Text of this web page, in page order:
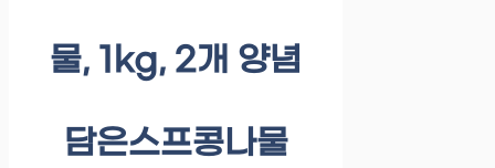
물, 1kg, 2개 양념
담은스프콩나물